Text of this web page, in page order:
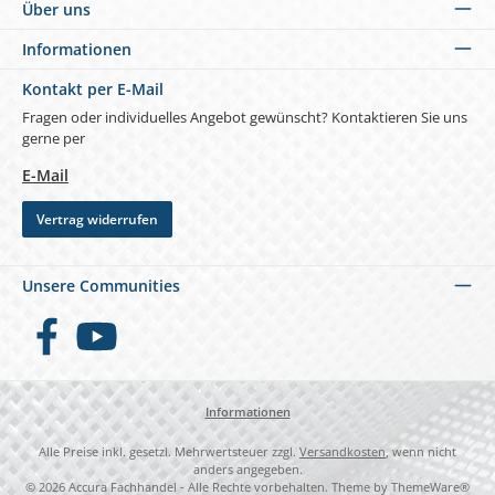
Über uns
Informationen
Kontakt per E-Mail
Fragen oder individuelles Angebot gewünscht? Kontaktieren Sie uns
gerne per
E-Mail
Vertrag widerrufen
Unsere Communities
FacebookYouTube
Informationen
Alle Preise inkl. gesetzl. Mehrwertsteuer zzgl. Versandkosten, wenn nicht
anders angegeben.
© 2026 Accura Fachhandel - Alle Rechte vorbehalten. Theme by ThemeWare®